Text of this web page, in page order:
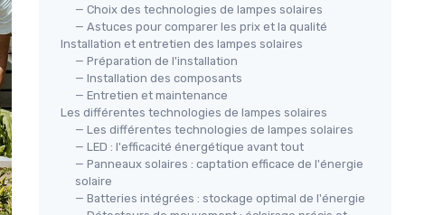
— Choix des technologies de lampes solaires
— Astuces pour comparer les prix et la qualité
Installation et entretien des lampes solaires
— Préparation de l'installation
— Installation des composants
— Entretien et maintenance
Les différentes technologies de lampes solaires
— Les différentes technologies de lampes solaires
— LED : l'efficacité énergétique avant tout
— Panneaux solaires : captation efficace de l'énergie
solaire
— Batteries intégrées : stockage optimal de l'énergie